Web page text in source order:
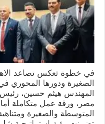
في خطوة تعكس تصاعد
الصغيرة ودورها المحوري
المهندس هيثم حسين،
مصر، ورقة عمل متكاملة
المتوسطة والصغيرة